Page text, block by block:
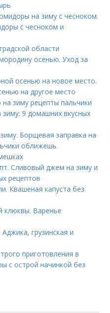
на зиму с чесноком.
с чесноком и
области
осенью. Уход за
осенью на новое место.
на другое место
зиму рецепты пальчики
9 домашних вкусных
Борщевая заправка на
оближешь
Сливовый джем на зиму и
рецептов
Квашеная капуста без
клюквы. Варенье
грузинская и
приготовления в
с острой начинкой без